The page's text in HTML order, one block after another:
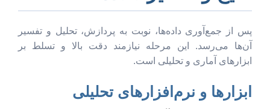
پس از جمع‌آوری داده‌ها، نوبت به پردازش، تحلیل و تفسیر
آن‌ها می‌رسد. این مرحله نیازمند دقت بالا و تسلط بر
ابزارهای آماری و تحلیلی است.
ابزارها و نرم‌افزارهای تحلیلی